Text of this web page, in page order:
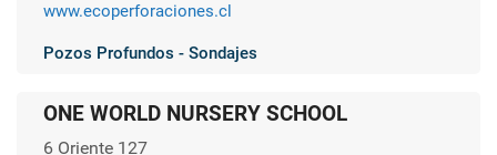
www.ecoperforaciones.cl
Pozos Profundos - Sondajes
ONE WORLD NURSERY SCHOOL
6 Oriente 127